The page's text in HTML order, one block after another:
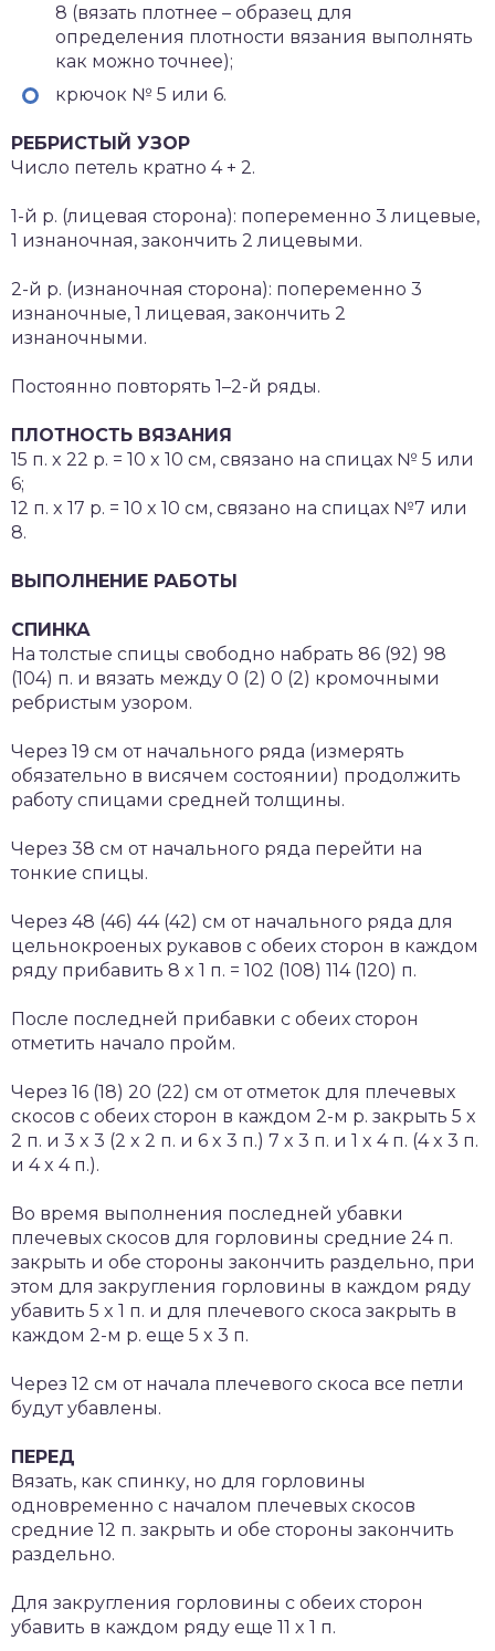
8 (вязать плотнее – образец для
определения плотности вязания выполнять
как можно точнее);
крючок № 5 или 6.
РЕБРИСТЫЙ УЗОР
Число петель кратно 4 + 2.
1-й р. (лицевая сторона): попеременно 3 лицевые,
1 изнаночная, закончить 2 лицевыми.
2-й р. (изнаночная сторона): попеременно 3
изнаночные, 1 лицевая, закончить 2
изнаночными.
Постоянно повторять 1–2-й ряды.
ПЛОТНОСТЬ ВЯЗАНИЯ
15 п. x 22 р. = 10 x 10 см, связано на спицах № 5 или
6;
12 п. x 17 р. = 10 x 10 см, связано на спицах №7 или
8.
ВЫПОЛНЕНИЕ РАБОТЫ
СПИНКА
На толстые спицы свободно набрать 86 (92) 98
(104) п. и вязать между 0 (2) 0 (2) кромочными
ребристым узором.
Через 19 см от начального ряда (измерять
обязательно в висячем состоянии) продолжить
работу спицами средней толщины.
Через 38 см от начального ряда перейти на
тонкие спицы.
Через 48 (46) 44 (42) см от начального ряда для
цельнокроеных рукавов с обеих сторон в каждом
ряду прибавить 8 x 1 п. = 102 (108) 114 (120) п.
После последней прибавки с обеих сторон
отметить начало пройм.
Через 16 (18) 20 (22) см от отметок для плечевых
скосов с обеих сторон в каждом 2-м р. закрыть 5 x
2 п. и 3 x 3 (2 x 2 п. и 6 x 3 п.) 7 x 3 п. и 1 x 4 п. (4 x 3 п.
и 4 x 4 п.).
Во время выполнения последней убавки
плечевых скосов для горловины средние 24 п.
закрыть и обе стороны закончить раздельно, при
этом для закругления горловины в каждом ряду
убавить 5 x 1 п. и для плечевого скоса закрыть в
каждом 2-м р. еще 5 x 3 п.
Через 12 см от начала плечевого скоса все петли
будут убавлены.
ПЕРЕД
Вязать, как спинку, но для горловины
одновременно с началом плечевых скосов
средние 12 п. закрыть и обе стороны закончить
раздельно.
Для закругления горловины с обеих сторон
убавить в каждом ряду еще 11 x 1 п.